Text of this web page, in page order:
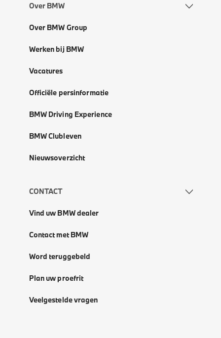
Over BMW
Over BMW Group
Werken bij BMW
Vacatures
Officiële persinformatie
BMW Driving Experience
BMW Clubleven
Nieuwsoverzicht
CONTACT
Vind uw BMW dealer
Contact met BMW
Word teruggebeld
Plan uw proefrit
Veelgestelde vragen